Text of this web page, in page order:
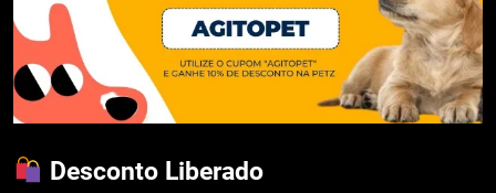
Desconto Liberado